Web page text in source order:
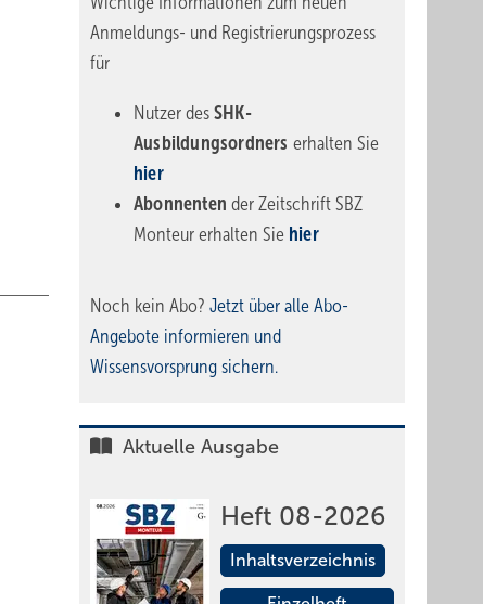
Anmeldungs- und Registrierungsprozess
für
Nutzer des SHK-
Ausbildungsordners erhalten Sie
hier
Abonnentender Zeitschrift SBZ
Monteur erhalten Sie hier
Noch kein Abo? Jetzt über alle Abo-
Angebote informieren und
Wissensvorsprung sichern.
Aktuelle Ausgabe
Heft 08-2026
Inhaltsverzeichnis